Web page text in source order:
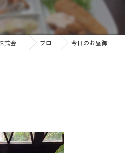
ブログ 今日のお昼御飯🎵